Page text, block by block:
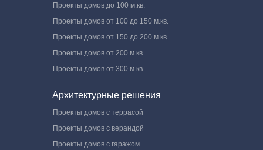
Проекты домов до 100 м.кв.
Проекты домов от 100 до 150 м.кв.
Проекты домов от 150 до 200 м.кв.
Проекты домов от 200 м.кв.
Проекты домов от 300 м.кв.
Архитектурные решения
Проекты домов с террасой
Проекты домов с верандой
Проекты домов с гаражом